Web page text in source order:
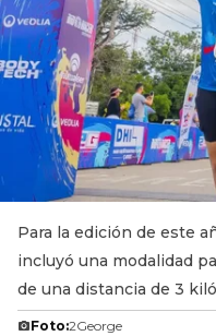
Para la edición de este
incluyó una modalidad
de una distancia de 3
Foto:2George